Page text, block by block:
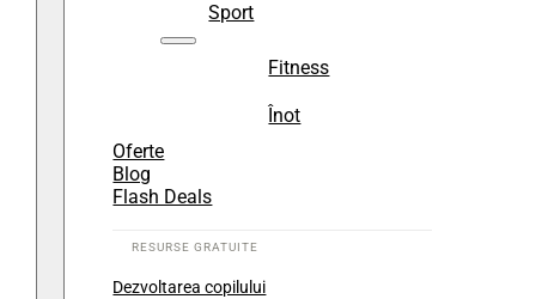
Sport
Fitness
Înot
Oferte
Blog
Flash Deals
Dezvoltarea copilului